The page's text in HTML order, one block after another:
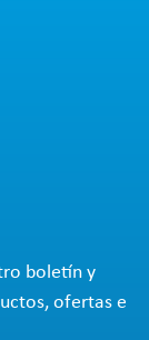
boletín y
ofertas e